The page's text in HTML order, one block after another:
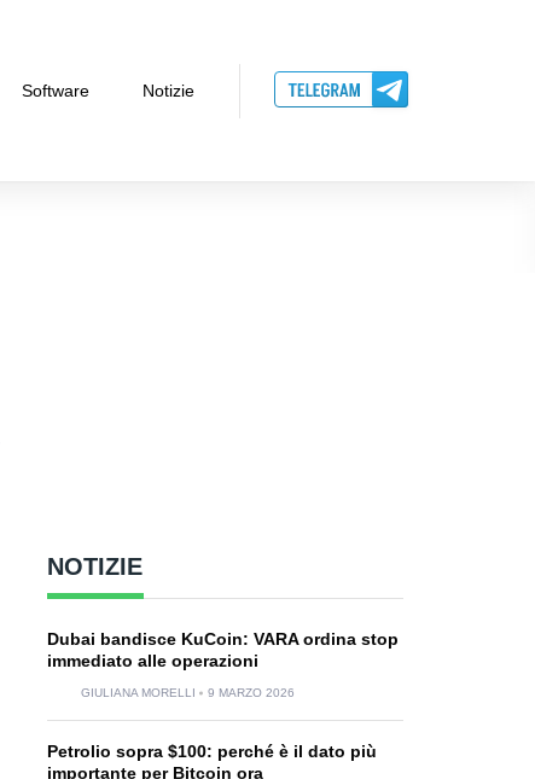
Software Notizie
NOTIZIE
Dubai bandisce KuCoin: VARA ordina stop
immediato alle operazioni
GIULIANA MORELLI 9 MARZO 2026
Petrolio sopra $100: perché è il dato più
importante per Bitcoin ora